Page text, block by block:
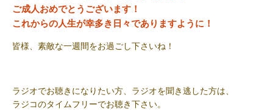
ご成人おめでとうございます！
これからの人生が幸多き日々でありますように！
皆様、素敵な一週間をお過ごし下さいね！
ラジオでお聴きになりたい方、ラジオを聞き逃した方は、
ラジコのタイムフリーでお聴き下さい。